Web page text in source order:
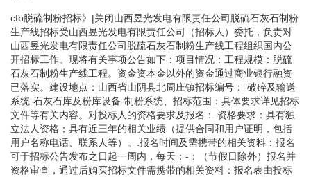
cfb脱硫制粉招标》|关闭山西昱光发电有限责任公司脱硫石灰石制粉
生产线招标受山西昱光发电有限责任公司（招标人）委托，负责对
山西昱光发电有限责任公司脱硫石灰石制粉生产线工程组织国内公
开招标工作。现将有关事项公告如下：项目情况：工程规模：脱硫
石灰石制粉生产线工程。资金资本金以外的资金通过商业银行融资
已落实。建设地点：山西省山阴县北周庄镇招标编号：-破碎及输送
系统-石灰石库及粉库设备-制粉系统、招标范围：具体要求详见招标
文件等有关内容。对投标人的资格要求及报名：.资格要求：具有独
立法人资格；具有近三年的相关业绩（提供合同和用户证明，包括
用户名称电话、联系人等）。.报名时间及需携带的相关资料：报名
可于招标公告发布之日起一周内，每天：-：（节假日除外）报名并
资格审查，通过后购买招标文件需携带的相关资料：报名表由投标